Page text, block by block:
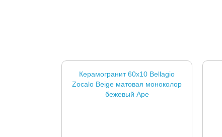
Керамогранит 60x10 Bellagio
Zocalo Beige матовая моноколор
бежевый Ape